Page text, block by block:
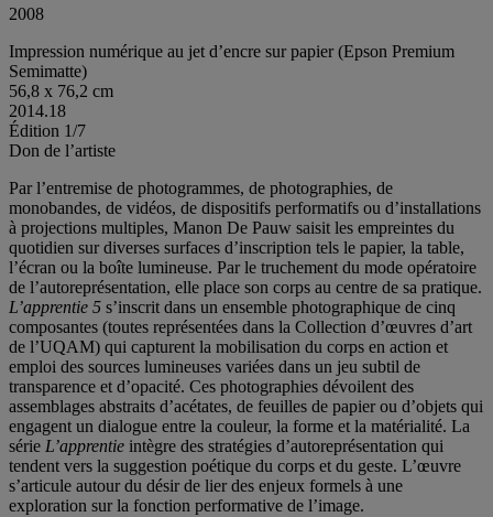
2008
Impression numérique au jet d’encre sur papier (Epson Premium
Semimatte)
56,8 x 76,2 cm
2014.18
Édition 1/7
Don de l’artiste
Par l’entremise de photogrammes, de photographies, de
monobandes, de vidéos, de dispositifs performatifs ou d’installations
à projections multiples, Manon De Pauw saisit les empreintes du
quotidien sur diverses surfaces d’inscription tels le papier, la table,
l’écran ou la boîte lumineuse. Par le truchement du mode opératoire
de l’autoreprésentation, elle place son corps au centre de sa pratique.
L’apprentie 5 s’inscrit dans un ensemble photographique de cinq
composantes (toutes représentées dans la Collection d’œuvres d’art
de l’UQAM) qui capturent la mobilisation du corps en action et
emploi des sources lumineuses variées dans un jeu subtil de
transparence et d’opacité. Ces photographies dévoilent des
assemblages abstraits d’acétates, de feuilles de papier ou d’objets qui
engagent un dialogue entre la couleur, la forme et la matérialité. La
série L’apprentie intègre des stratégies d’autoreprésentation qui
tendent vers la suggestion poétique du corps et du geste. L’œuvre
s’articule autour du désir de lier des enjeux formels à une
exploration sur la fonction performative de l’image.